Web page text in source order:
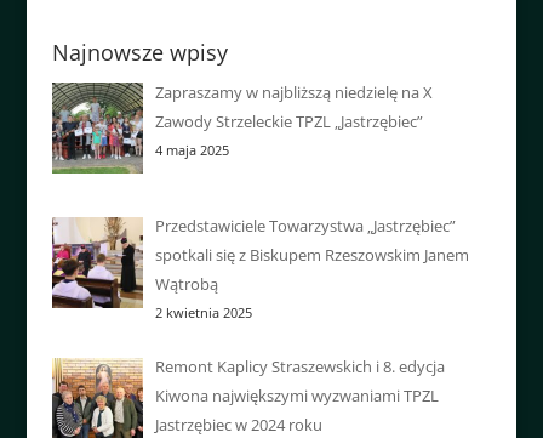
Najnowsze wpisy
Zapraszamy w najbliższą niedzielę na X
Zawody Strzeleckie TPZL „Jastrzębiec”
4 maja 2025
Przedstawiciele Towarzystwa „Jastrzębiec”
spotkali się z Biskupem Rzeszowskim Janem
Wątrobą
2 kwietnia 2025
Remont Kaplicy Straszewskich i 8. edycja
Kiwona największymi wyzwaniami TPZL
Jastrzębiec w 2024 roku